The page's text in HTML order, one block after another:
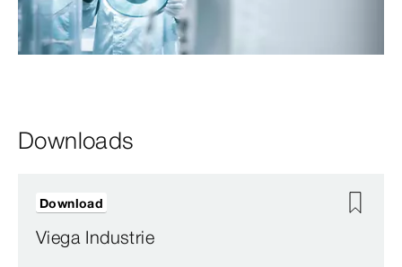
Downloads
Viega Industrie
Download